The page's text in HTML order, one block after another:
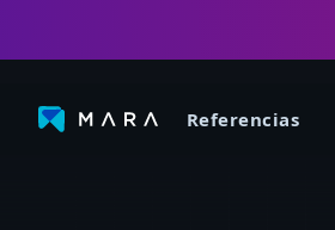
Referencias